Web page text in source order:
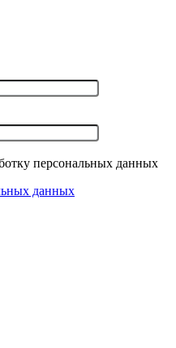
персональных данных
данных